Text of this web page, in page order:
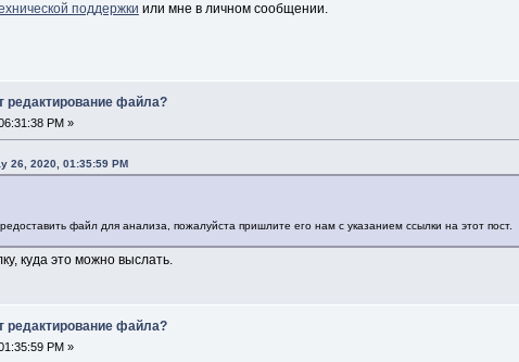
поддержки или мне в личном сообщении.
редактирование файла?
PM »
26, 2020, 01:35:59 PM
файл для анализа, пожалуйста пришлите его нам с указанием ссылки на этот пост.
куда это можно выслать.
редактирование файла?
PM »